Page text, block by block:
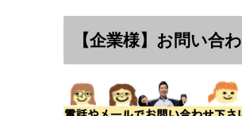
【企業様】お問い合